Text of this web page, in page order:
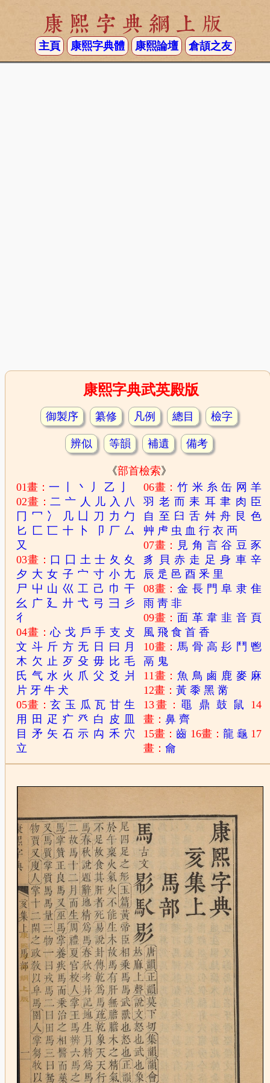
康熙字典網上版
主頁 康熙字典體 康熙論壇 倉頡之友
康熙字典武英殿版
御製序 纂修 凡例 總目 檢字
辨似 等韻 補遺 備考
《部首檢索》
01畫：一 丶 丿 乙
02畫：二 亠 人 儿 入 八
冂 冖 冫 几 凵 刀 力 勹
匕 匚 匸 十 卜 卩 厂 厶
又
03畫： 口 囗 土 士 夂 夊
夕 大 女 子 宀 寸 小 尢
尸 屮 山 巛 工 己 巾 干
幺 广 廴 廾 弋 弓 彐
彡
彳
04畫：心 戈 戶 手 支 攴
文 斗 斤 方 无 日 曰 月
木 欠 止 歹 殳 毋 比 毛
氏 气 水 火 爪 父 爻 爿
片 牙 牛 犬
05畫：玄 玉 瓜 瓦 甘 生
用
田 疋 疒 癶 白 皮
目
矛 矢 石 示 禸 禾 穴
立
06畫：竹 米 糸 缶 网 羊
羽 老 而 耒 耳 聿 肉 臣
自 至 臼 舌 舛 舟 艮 色
艸 虍 虫 血 行 衣 襾
07畫： 見 角 言 谷 豆 豕
豸
貝 赤 走 足 身 車 辛
辰 辵 邑 酉 釆 里
08畫：金 長 門 阜 隶 隹
雨 靑 非
09畫： 面 革 韋 韭 音 頁
風 飛 食 首 香
10畫：馬 骨 高 髟 鬥 鬯
鬲 鬼
11畫：魚 鳥 鹵 鹿 麥 麻
12畫：黃 黍 黑 黹
13畫： 黽 鼎 鼓 鼠
14
畫：鼻 齊
15畫：齒 16畫： 龍 龜 17
畫：龠